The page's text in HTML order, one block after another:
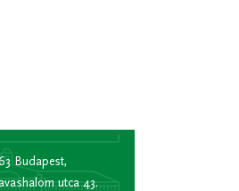
Budapest,
utca 43.